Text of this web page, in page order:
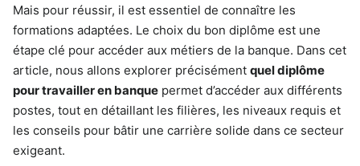
Mais pour réussir, il est essentiel de connaître les
formations adaptées. Le choix du bon diplôme est une
étape clé pour accéder aux métiers de la banque. Dans cet
article, nous allons explorer précisément quel diplôme
pour travailler en banque permet d’accéder aux différents
postes, tout en détaillant les filières, les niveaux requis et
les conseils pour bâtir une carrière solide dans ce secteur
exigeant.